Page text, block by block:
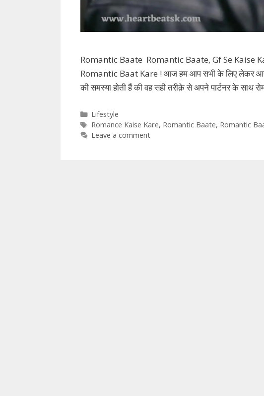
Romantic Baate Romantic Baate, Gf Se Kaise
Romantic Baat Kare ! आज हम आप सभी के लिए लेकर
की समस्या होती हैं की वह सही तरीक़े से अपने पार्टनर के साथ
Categories
Lifestyle
Tags
Romance Kaise Kare, Romantic Baate, Romantic
Leave a comment